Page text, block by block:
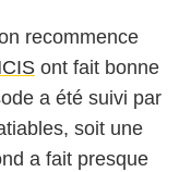
recommence
ont fait bonne
a été suivi par
soit une
a fait presque